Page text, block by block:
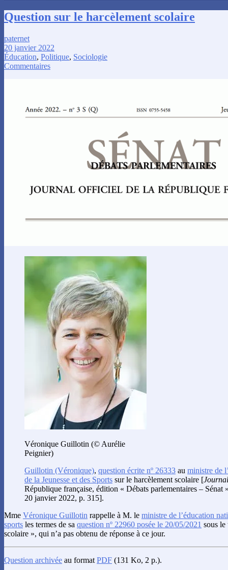
Question sur le harcèlement scolaire
paternet
20 janvier 2022
Éducation, Politique, Sociologie
Commentaires
Véronique Guillotin (© Aurélie
Peignier)
Guillotin (Véronique), question écrite nº 26333 au ministre de
de la Jeunesse et des Sports sur le harcèlement scolaire [
République française, édition « Débats parlementaires – Sénat
20 janvier 2022, p. 315].
Mme Véronique Guillotin rappelle à M. le ministre de l’éducation
sports les termes de sa question nº 22960 posée le 20/05/2021 sous
scolaire », qui n’a pas obtenu de réponse à ce jour.
Question archivée au format PDF (131 Ko, 2 p.).